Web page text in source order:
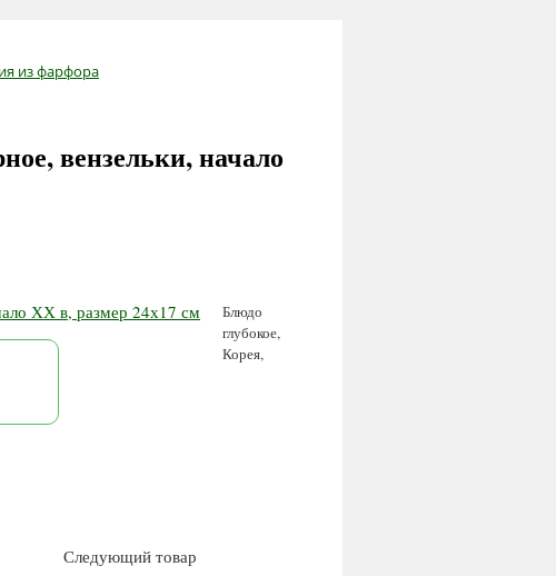
из фарфора
вензельки, начало
Блюдо
глубокое,
Корея,
Следующий товар